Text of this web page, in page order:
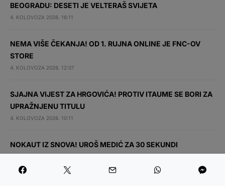
BEOGRADU: DESETI JE VELTERAŠ SVIJETA
4. KOLOVOZA 2026. 16:11
NEMA VIŠE ČEKANJA! OD 1. RUJNA ONLINE JE FNC-OV
STORE
4. KOLOVOZA 2026. 12:07
SJAJNA VIJEST ZA HRGOVIĆA! PROTIV ITAUME SE BORI ZA
UPRAŽNJENU TITULU
4. KOLOVOZA 2026. 10:11
NOKAUT IZ SNOVA! UROŠ MEDIĆ ZA 30 SEKUNDI
NOKAUTIRAO RODRIGUEZA
1. KOLOVOZA 2026. 21:37